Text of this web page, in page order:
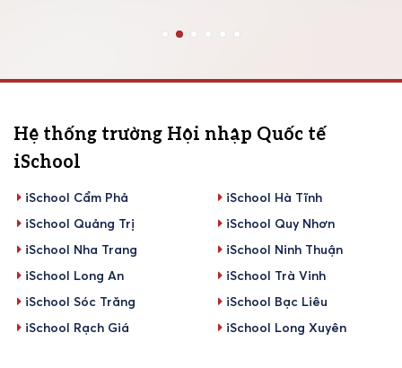
Hệ thống trường Hội nhập Quốc tế
iSchool
iSchool Cẩm Phả
iSchool Hà Tĩnh
iSchool Quảng Trị
iSchool Quy Nhơn
iSchool Nha Trang
iSchool Ninh Thuận
iSchool Long An
iSchool Trà Vinh
iSchool Sóc Trăng
iSchool Bạc Liêu
iSchool Rạch Giá
iSchool Long Xuyên